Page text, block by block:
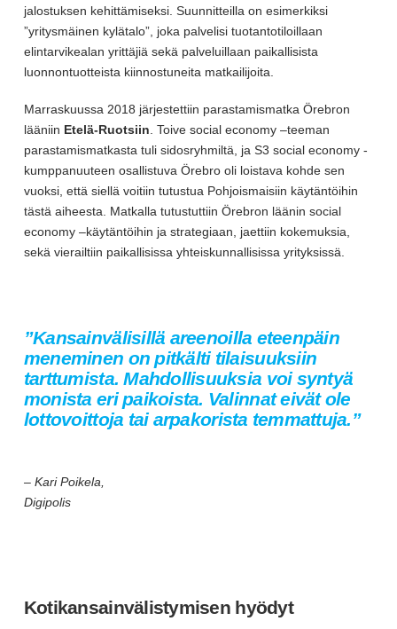
jalostuksen kehittämiseksi. Suunnitteilla on esimerkiksi
”yritysmäinen kylätalo”, joka palvelisi tuotantotiloillaan
elintarvikealan yrittäjiä sekä palveluillaan paikallisista
luonnontuotteista kiinnostuneita matkailijoita.
Marraskuussa 2018 järjestettiin parastamismatka Örebron
lääniin Etelä-Ruotsiin . Toive social economy –teeman
parastamismatkasta tuli sidosryhmiltä, ja S3 social economy -
kumppanuuteen osallistuva Örebro oli loistava kohde sen
vuoksi, että siellä voitiin tutustua Pohjoismaisiin käytäntöihin
tästä aiheesta. Matkalla tutustuttiin Örebron läänin social
economy –käytäntöihin ja strategiaan, jaettiin kokemuksia,
sekä vierailtiin paikallisissa yhteiskunnallisissa yrityksissä.
”Kansainvälisillä areenoilla eteenpäin
meneminen on pitkälti tilaisuuksiin
tarttumista. Mahdollisuuksia voi syntyä
monista eri paikoista. Valinnat eivät ole
lottovoittoja tai arpakorista temmattuja.”
– Kari Poikela,
Digipolis
Kotikansainvälistymisen hyödyt